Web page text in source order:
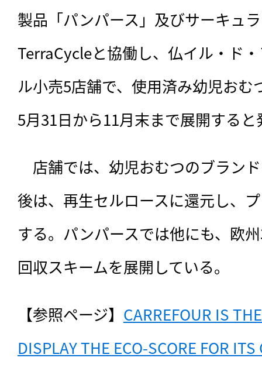
製品「パンパース」及びサーキュ
TerraCycleと協働し、仏イル・ド
ル小売5店舗で、使用済み幼児おむ
5月31日から11月末まで展開する
店舗では、幼児おむつのブラン
後は、再生セルロースに還元し、
する。パンパースでは他にも、欧
回収スキームを展開している。
【参照ページ】 CARREFOUR IS
DISPLAY THE ECO-SCORE FOR